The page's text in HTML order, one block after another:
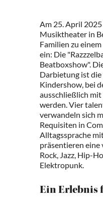
Am 25. April
Musiktheater in
Familien zu
ein: Die
Beatboxshow".
Darbietung ist
Kindershow, bei
ausschließlich
werden. Vier
verwandeln sich
Requisiten in
Alltagssprache
präsentieren eine
Rock, Jazz, Hip-
Elektropunk.
Ein Erlebnis